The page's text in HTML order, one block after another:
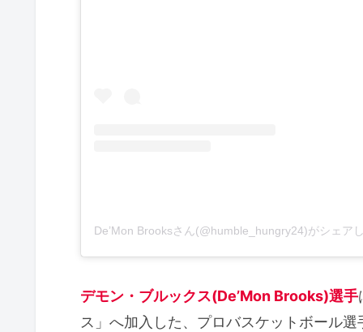
De’Mon Brooksさん(@humble_hungry24)がシェア
デモン・ブルックス(De’Mon Brooks)選手
ス」へ加入した、プロバスケットボール選